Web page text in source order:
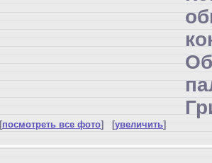
[посмотреть все фото] [увеличить]